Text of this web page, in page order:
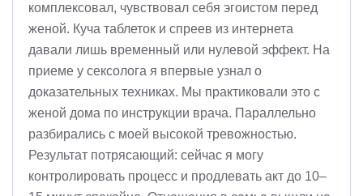
комплексовал, чувствовал себя эгоистом перед
женой. Куча таблеток и спреев из интернета
давали лишь временный или нулевой эффект. На
приеме у сексолога я впервые узнал о
доказательных техниках. Мы практиковали это с
женой дома по инструкции врача. Параллельно
разбирались с моей высокой тревожностью.
Результат потрясающий: сейчас я могу
контролировать процесс и продлевать акт до 10–